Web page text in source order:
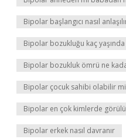
Bipolar başlangıcı nasıl
Bipolar bozukluğu kaç
Bipolar bozukluk ömrü ne
Bipolar çocuk sahibi olabilir mi
Bipolar en çok kimlerde
Bipolar erkek nasıl davranır